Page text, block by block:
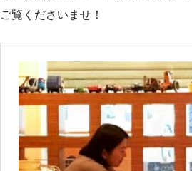
ご覧くださいませ！